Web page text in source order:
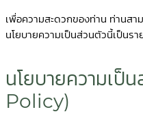
เพื่อความสะดวกของท่าน ท่านส
นโยบายความเป็นส่วนตัวนี้เป็นร
นโยบายความเป็
Policy)